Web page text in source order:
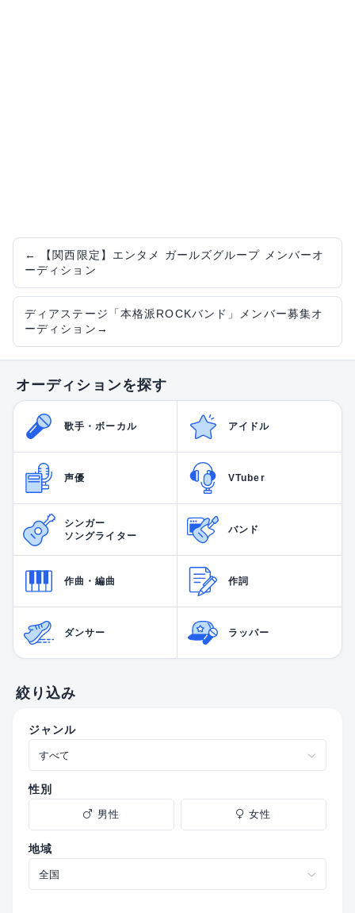
←
【関西限定】エンタメ ガールズグループ メンバーオ
ーディション
ディアステージ「本格派ROCKバンド」メンバー募集オ
ーディション →
オーディションを探す
歌手・ボーカル アイドル
声優 VTuber
シンガー
ソングライター
バンド
作曲・編曲 作詞
ダンサー ラッパー
絞り込み
ジャンル
性別
男性 女性
地域